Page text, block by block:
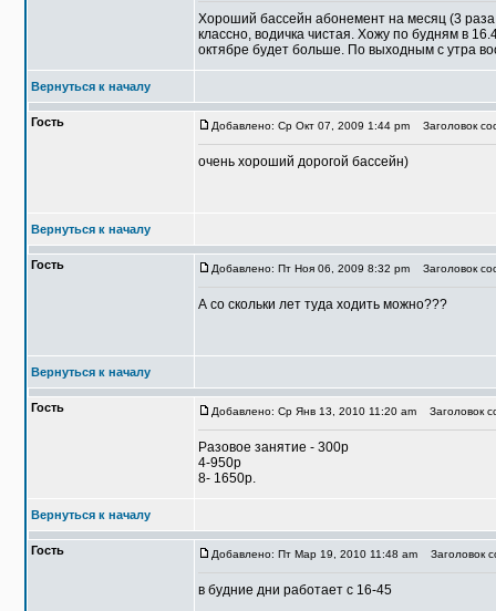
Хороший бассейн абонемент на месяц (3
классно, водичка чистая. Хожу по будням в
октябре будет больше. По выходным с утра
Вернуться к началу
Гость Добавлено: Ср Окт 07, 2009 1:44 pm Заголовок
очень хороший дорогой бассейн)
Вернуться к началу
Гость Добавлено: Пт Ноя 06, 2009 8:32 pm Заголовок
А со скольки лет туда ходить можно???
Вернуться к началу
Гость Добавлено: Ср Янв 13, 2010 11:20 am Заголовок
Разовое занятие - 300р
4-950р
8- 1650р.
Вернуться к началу
Гость Добавлено: Пт Мар 19, 2010 11:48 am Заголовок
в будние дни работает с 16-45